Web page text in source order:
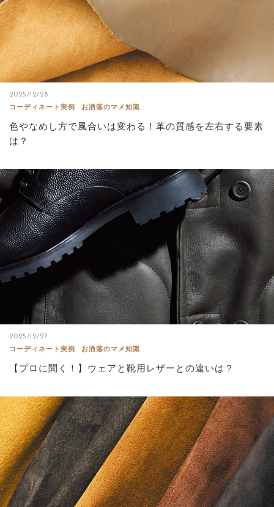
2025/12/28
コーディネート実例
お洒落のマメ知識
色やなめし方で風合いは変わる！革の質感を左右する要素
は？
2025/12/27
コーディネート実例
お洒落のマメ知識
【プロに聞く！】ウェアと靴用レザーとの違いは？